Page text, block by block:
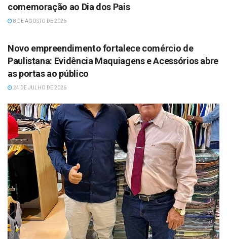
comemoração ao Dia dos Pais
8 DE AGOSTO DE 2026
Novo empreendimento fortalece comércio de
Paulistana: Evidência Maquiagens e Acessórios abre
as portas ao público
24 DE JULHO DE 2026